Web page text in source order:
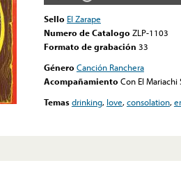
Sello El Zarape
Numero de Catalogo ZLP-1103
Formato de grabación 33
Género Canción Ranchera
Acompañamiento Con El Mariachi
Temasdrinking, love,consolation,